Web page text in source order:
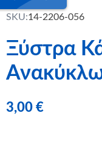
SKU:14-2206-056
Ξύστρα
3,00 €